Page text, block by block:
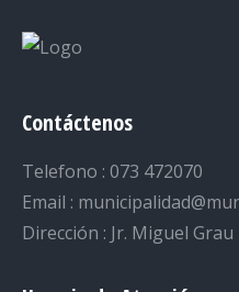
Contáctenos
Telefono : 073 472070
Email :
Dirección : Jr. Miguel Grau